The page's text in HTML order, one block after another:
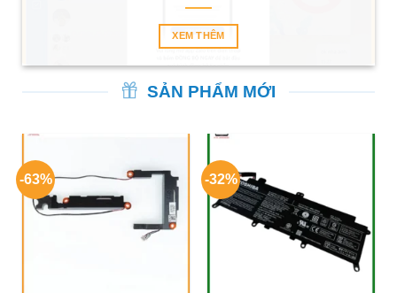
XEM THÊM
SẢN PHẨM MỚI
-63% -32%